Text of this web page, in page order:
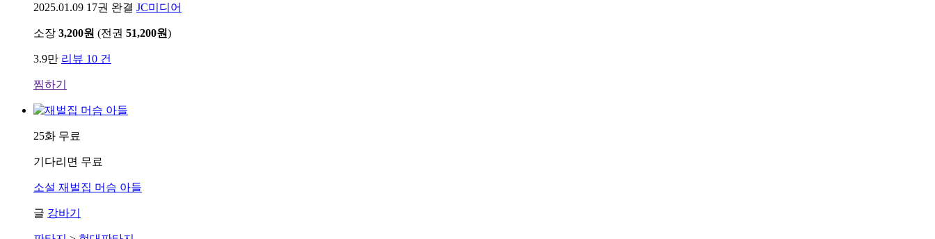
2025.01.09 17권 완결 JC미디어
소장 3,200원 (전권 51,200원)
3.9만 리뷰 10 건
찜하기
25화 무료
기다리면 무료
소설 재벌집 머슴 아들
글 강바기